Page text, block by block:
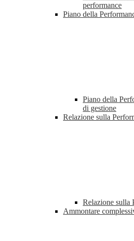
performance
Piano della
Piano della
di gestione
Relazione sulla
Relazione sulla
Ammontare